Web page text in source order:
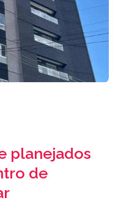
planejados
de